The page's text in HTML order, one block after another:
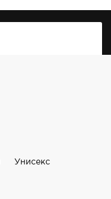
Унисекс